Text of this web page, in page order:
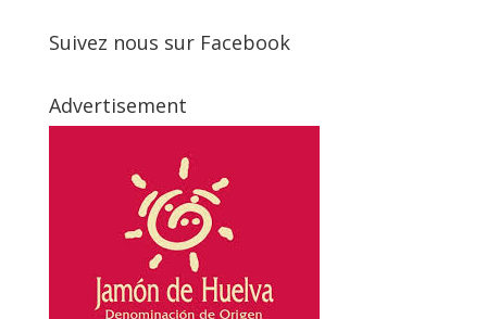
Suivez nous sur Facebook
Advertisement